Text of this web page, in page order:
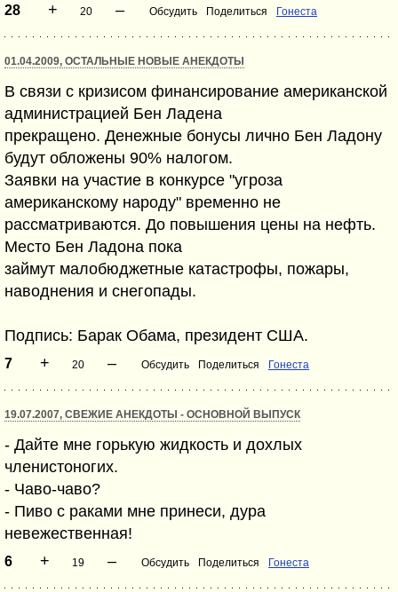
28 + 20 – Обсудить Поделиться Гонеста
01.04.2009, ОСТАЛЬНЫЕ НОВЫЕ АНЕКДОТЫ
В связи с кризисом финансирование американской
администрацией Бен Ладена
прекращено. Денежные бонусы лично Бен Ладону
будут обложены 90% налогом.
Заявки на участие в конкурсе "угроза
американскому народу" временно не
рассматриваются. До повышения цены на нефть.
Место Бен Ладона пока
займут малобюджетные катастрофы, пожары,
наводнения и снегопады.
Подпись: Барак Обама, президент США.
7 + 20 – Обсудить Поделиться Гонеста
19.07.2007, СВЕЖИЕ АНЕКДОТЫ - ОСНОВНОЙ ВЫПУСК
- Дайте мне горькую жидкость и дохлых
членистоногих.
- Чаво-чаво?
- Пиво с раками мне принеси, дура
невежественная!
6 + 19 – Обсудить Поделиться Гонеста